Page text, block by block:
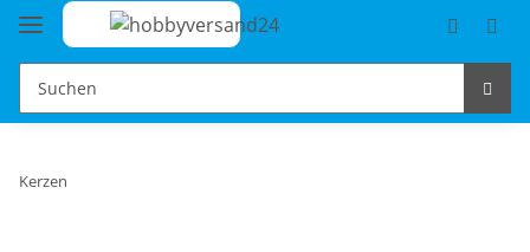
Kerzen